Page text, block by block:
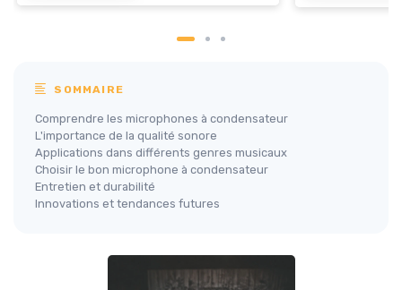
SOMMAIRE
Comprendre les microphones à condensateur
L'importance de la qualité sonore
Applications dans différents genres musicaux
Choisir le bon microphone à condensateur
Entretien et durabilité
Innovations et tendances futures